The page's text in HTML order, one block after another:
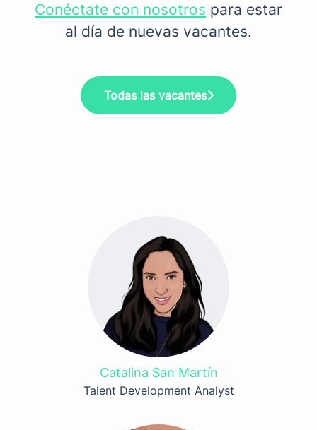
Conéctate con nosotros para estar
al día de nuevas vacantes.
Todas las vacantes
Catalina San Martín
Talent Development Analyst